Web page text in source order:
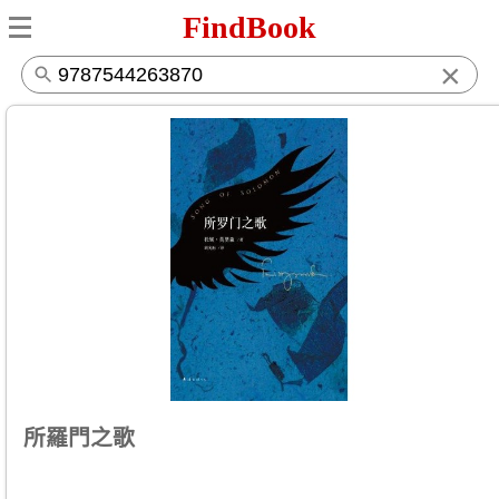
FindBook
×
所羅門之歌